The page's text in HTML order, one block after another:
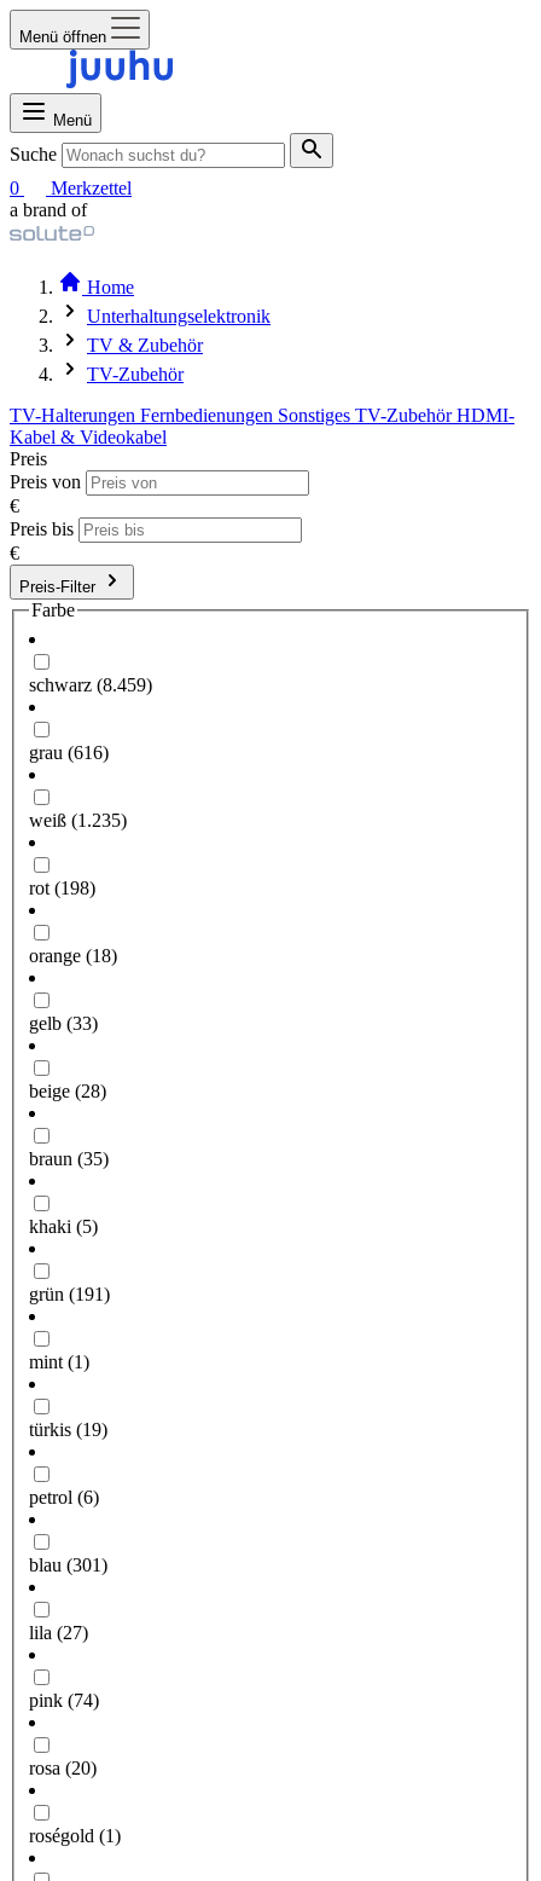
Menü öffnen
Menü
Suche
0
Merkzettel
a brand of
Home
Unterhaltungselektronik
TV & Zubehör
TV-Zubehör
TV-Halterungen Fernbedienungen Sonstiges TV-ZubehörHDMI-
Kabel & Videokabel
Preis
Preis von
€
Preis bis
€
Preis-Filter
Farbe
schwarz (8.459)
grau (616)
weiß (1.235)
rot (198)
orange (18)
gelb (33)
beige (28)
braun (35)
khaki (5)
grün (191)
mint (1)
türkis (19)
petrol (6)
blau (301)
lila (27)
pink (74)
rosa (20)
roségold (1)